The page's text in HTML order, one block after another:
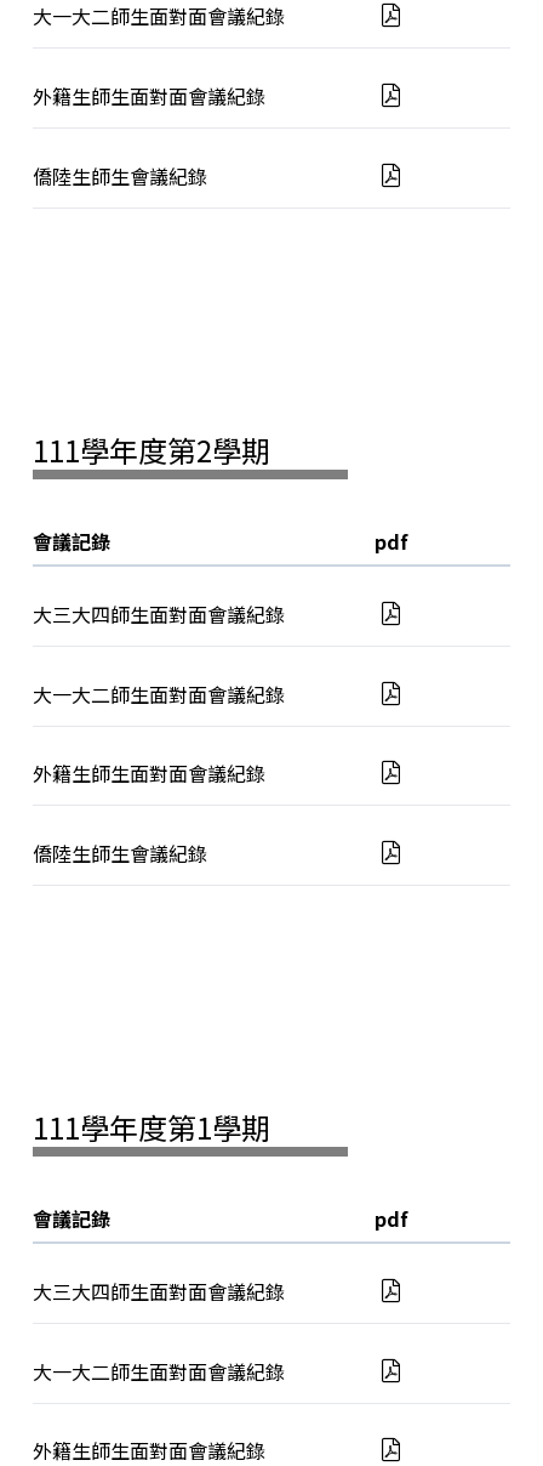
大一大二師生面對面會議紀錄
外籍生師生面對面會議紀錄
僑陸生師生會議紀錄
111學年度第2學期
會議記錄 pdf
大三大四師生面對面會議紀錄
大一大二師生面對面會議紀錄
外籍生師生面對面會議紀錄
僑陸生師生會議紀錄
111學年度第1學期
會議記錄 pdf
大三大四師生面對面會議紀錄
大一大二師生面對面會議紀錄
外籍生師生面對面會議紀錄